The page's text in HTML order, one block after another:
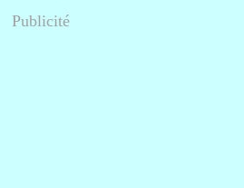
Publicité